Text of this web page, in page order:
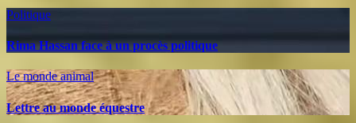
Politique
Rima Hassan face à un procès politique
Le monde animal
Lettre au monde équestre